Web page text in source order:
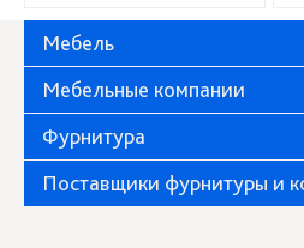
Мебель
Мебельные компании
Фурнитура
Поставщики фурнитуры и